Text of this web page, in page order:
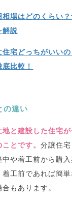
相場はどのくらい
解説
宅どっちがいいの
比較！
の違い
地と建設した住宅
ことです。分譲住宅
や着工前から購
着工前であれば簡
もあります。